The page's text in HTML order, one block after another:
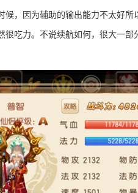
，因为辅助的输出能力不太好所
吃力。不说续航如何，很大一部